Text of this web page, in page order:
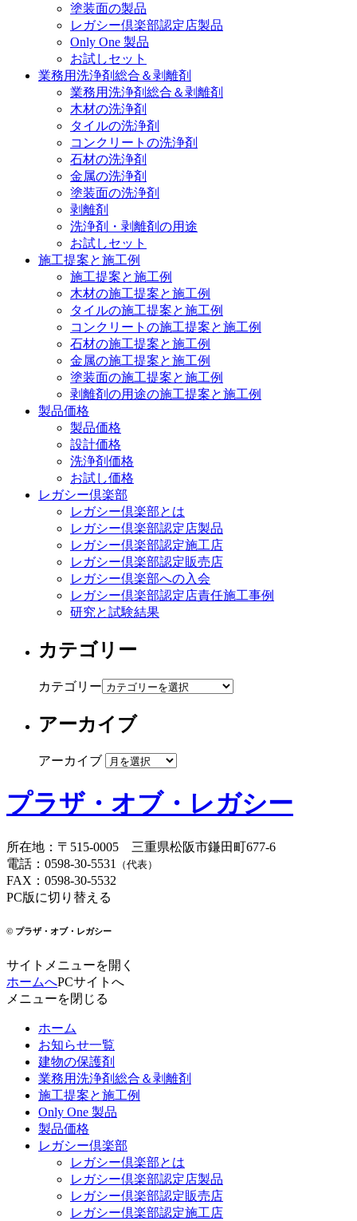
塗装面の製品
レガシー倶楽部認定店製品
Only One 製品
お試しセット
業務用洗浄剤総合＆剥離剤
業務用洗浄剤総合＆剥離剤
木材の洗浄剤
タイルの洗浄剤
コンクリートの洗浄剤
石材の洗浄剤
金属の洗浄剤
塗装面の洗浄剤
剥離剤
洗浄剤・剥離剤の用途
お試しセット
施工提案と施工例
施工提案と施工例
木材の施工提案と施工例
タイルの施工提案と施工例
コンクリートの施工提案と施工例
石材の施工提案と施工例
金属の施工提案と施工例
塗装面の施工提案と施工例
剥離剤の用途の施工提案と施工例
製品価格
製品価格
設計価格
洗浄剤価格
お試し価格
レガシー倶楽部
レガシー倶楽部とは
レガシー倶楽部認定店製品
レガシー倶楽部認定施工店
レガシー倶楽部認定販売店
レガシー倶楽部への入会
レガシー倶楽部認定店責任施工事例
研究と試験結果
カテゴリー
カテゴリー
アーカイブ
アーカイブ
プラザ・オブ・レガシー
所在地 ： 〒515-0005 三重県松阪市鎌田町677-6
電話 ： 0598-30-5531 （代表）
FAX ： 0598-30-5532
PC版に切り替える
© プラザ・オブ・レガシー
サイトメニューを開く
ホームへPCサイトへ
メニューを閉じる
ホーム
お知らせ一覧
建物の保護剤
業務用洗浄剤総合＆剥離剤
施工提案と施工例
Only One 製品
製品価格
レガシー倶楽部
レガシー倶楽部とは
レガシー倶楽部認定店製品
レガシー倶楽部認定販売店
レガシー倶楽部認定施工店